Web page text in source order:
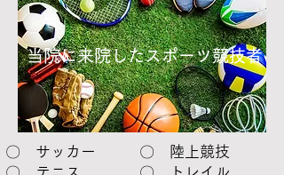
​当院に来院したスポーツ競技者
〇 サッカー
〇 テニス
〇 陸上競技
〇 トレイル